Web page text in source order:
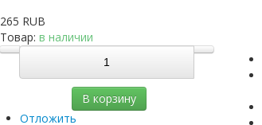
265 RUB
Товар: в наличии
В корзину
Отложить